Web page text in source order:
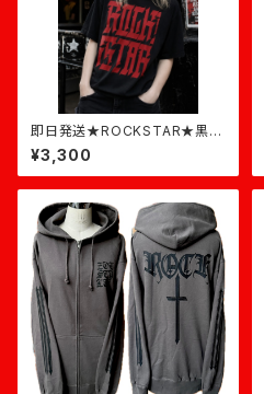
即日発送★ROCKSTAR★黒×
バーガンディ
¥3,300